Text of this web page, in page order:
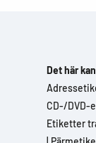
Det här
CD-/DVD-
Etiketter